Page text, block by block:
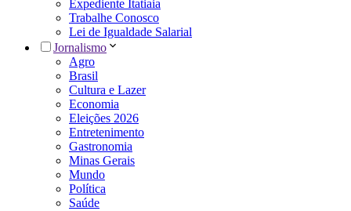
Expediente Itatiaia
Trabalhe Conosco
Lei de Igualdade Salarial
Jornalismo
Agro
Brasil
Cultura e Lazer
Economia
Eleições 2026
Entretenimento
Gastronomia
Minas Gerais
Mundo
Política
Saúde